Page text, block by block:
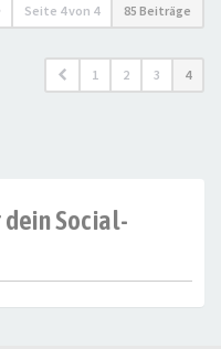
Seite 4von 4 85 Beiträge
1 2 3 4
Social-